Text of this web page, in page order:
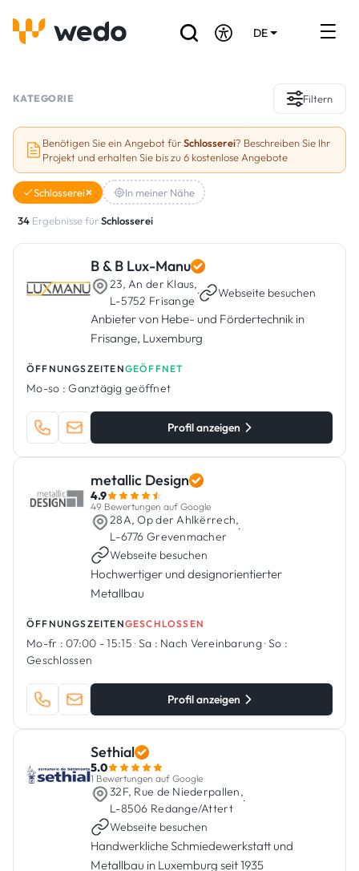
DE
Referenzen
Förderungen & Zuschüsse
Sind Sie Handwerker?
Einloggen
KATEGORIE Filtern
Benötigen Sie ein Angebot fürSchlosserei? Beschreiben Sie Ihr
Projekt und erhalten Sie bis zu 6 kostenlose Angebote
Schlosserei In meiner Nähe
34 Ergebnisse fürSchlosserei
B & B Lux-Manu
23, An der Klaus,
L-5752 Frisange
· Webseite besuchen
Anbieter von Hebe- und Fördertechnik in
Frisange, Luxemburg
ÖFFNUNGSZEITENGEÖFFNET
Mo-so : Ganztägig geöffnet
Profil anzeigen
metallic Design
4.9
49 Bewertungen auf Google
28A, Op der Ahlkërrech,
L-6776 Grevenmacher
·
Webseite besuchen
Hochwertiger und designorientierter
Metallbau
ÖFFNUNGSZEITENGESCHLOSSEN
Mo-fr : 07:00 - 15:15·Sa : Nach Vereinbarung·So :
Geschlossen
Profil anzeigen
Sethial
5.0
1 Bewertungen auf Google
32F, Rue de Niederpallen,
L-8506 Redange/Attert
·
Webseite besuchen
Handwerkliche Schmiedewerkstatt und
Metallbau in Luxemburg seit 1935